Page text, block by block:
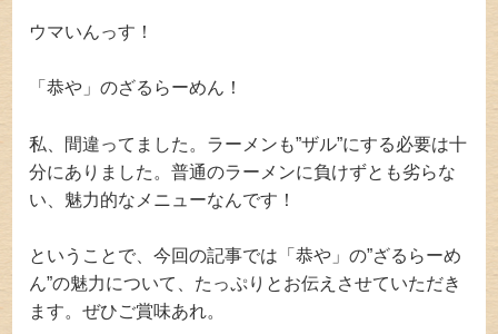
ウマいんっす！
「恭や」のざるらーめん！
私、間違ってました。ラーメンも”ザル”にする必要は十
分にありました。普通のラーメンに負けずとも劣らな
い、魅力的なメニューなんです！
ということで、今回の記事では「恭や」の”ざるらーめ
ん”の魅力について、たっぷりとお伝えさせていただき
ます。ぜひご賞味あれ。